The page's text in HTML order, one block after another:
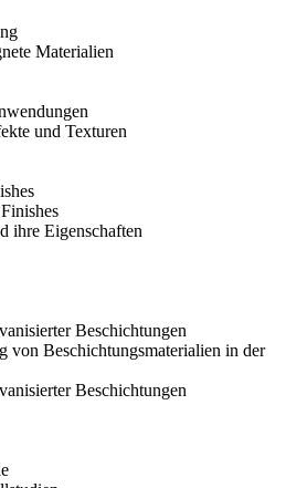
Materialien
und Texturen
ihre Eigenschaften
Beschichtungen
von Beschichtungsmaterialien in der
Beschichtungen